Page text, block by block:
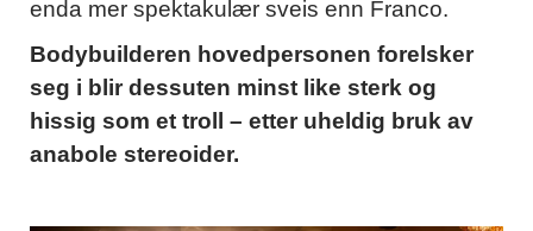
enda mer spektakulær sveis enn Franco.
Bodybuilderen hovedpersonen forelsker
seg i blir dessuten minst like sterk og
hissig som et troll – etter uheldig bruk av
anabole stereoider.